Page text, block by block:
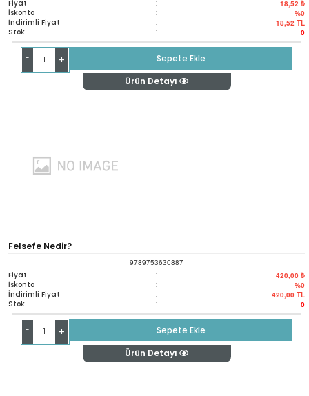
Fiyat : 18,52 ₺
İskonto : %0
İndirimli Fiyat : 18,52 TL
Stok : 0
- +
Sepete Ekle
Ürün Detayı
Felsefe Nedir?
9789753630887
Fiyat : 420,00 ₺
İskonto : %0
İndirimli Fiyat : 420,00 TL
Stok : 0
- +
Sepete Ekle
Ürün Detayı